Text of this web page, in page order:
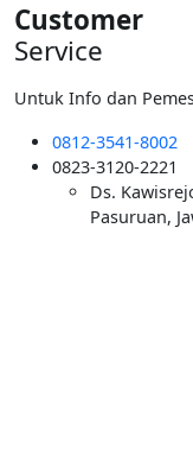
Customer
Service
Untuk Info dan
0812-3541-8002
0823-3120-2221
Ds.
Pasuruan,